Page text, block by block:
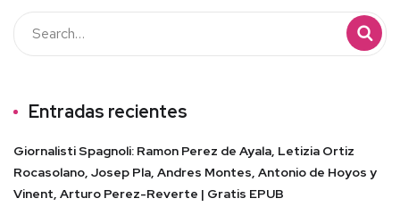
Entradas recientes
Giornalisti Spagnoli: Ramon Perez de Ayala, Letizia Ortiz
Rocasolano, Josep Pla, Andres Montes, Antonio de Hoyos y
Vinent, Arturo Perez-Reverte | Gratis EPUB